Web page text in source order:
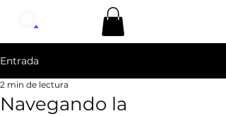
Entrada
Navegando la
2 min de lectura